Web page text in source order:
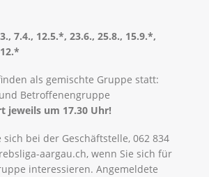
7.4., 12.5.*, 23.6., 25.8., 15.9.*,
als gemischte Gruppe statt:
Betroffenengruppe
jeweils um 17.30 Uhr!
sich bei der Geschäftstelle, 062 834
aargau.ch, wenn Sie sich für
interessieren. Angemeldete